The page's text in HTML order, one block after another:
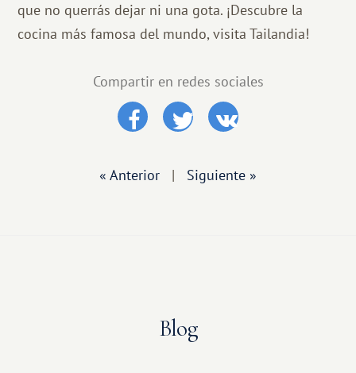
que no querrás dejar ni una gota. ¡Descubre la
cocina más famosa del mundo, visita Tailandia!
Compartir en redes sociales
« Anterior | Siguiente »
Blog